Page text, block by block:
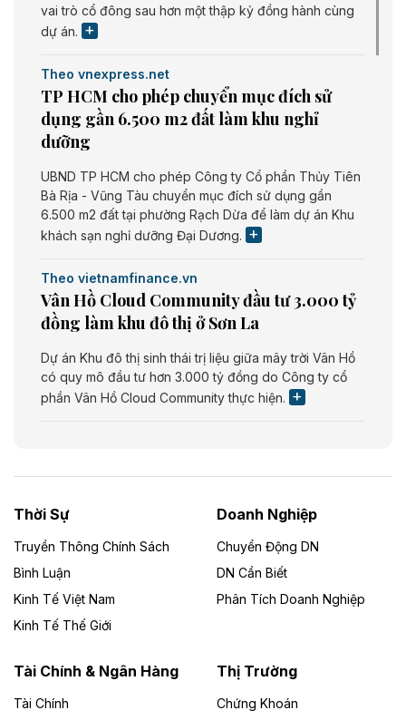
vai trò cổ đông sau hơn một thập kỷ đồng hành cùng
dự án.
Theo vnexpress.net
TP HCM cho phép chuyển mục đích sử
dụng gần 6.500 m2 đất làm khu nghỉ
dưỡng
UBND TP HCM cho phép Công ty Cổ phần Thủy Tiên
Bà Rịa - Vũng Tàu chuyển mục đích sử dụng gần
6.500 m2 đất tại phường Rạch Dừa để làm dự án Khu
khách sạn nghỉ dưỡng Đại Dương.
Theo vietnamfinance.vn
Vân Hồ Cloud Community đầu tư 3.000 tỷ
đồng làm khu đô thị ở Sơn La
Dự án Khu đô thị sinh thái trị liệu giữa mây trời Vân Hồ
có quy mô đầu tư hơn 3.000 tỷ đồng do Công ty cổ
phần Vân Hồ Cloud Community thực hiện.
Dự án Nhà máy xử lý rác và phát điện Bắc Giang do
Công ty TNHH Năng lượng môi trường Bắc Giang làm
Theo vietnamfinance.vn
Đức Long Gia Lai mở rộng ‘hệ sinh thái’
Lai
Bốn doanh nghiệp có sự góp vốn của Công ty Cổ
Thời Sự
Truyền Thông Chính Sách
Bình Luận
Kinh Tế Việt Nam
Kinh Tế Thế Giới
Doanh Nghiệp
Chuyển Động DN
DN Cần Biết
Phân Tích Doanh Nghiệp
Tài Chính & Ngân Hàng
Tài Chính
Thị Trường
Chứng Khoán